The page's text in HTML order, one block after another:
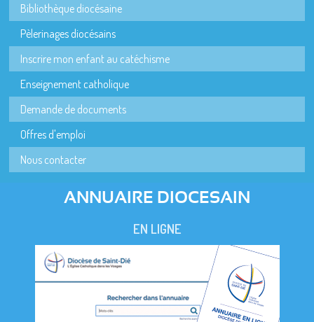
Bibliothèque diocésaine
Pèlerinages diocésains
Inscrire mon enfant au catéchisme
Enseignement catholique
Demande de documents
Offres d'emploi
Nous contacter
ANNUAIRE DIOCESAIN
EN LIGNE